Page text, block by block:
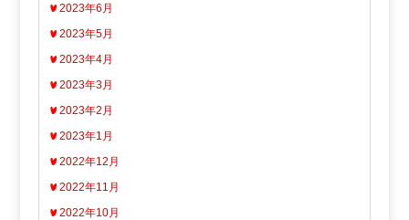
2023年6月
2023年5月
2023年4月
2023年3月
2023年2月
2023年1月
2022年12月
2022年11月
2022年10月